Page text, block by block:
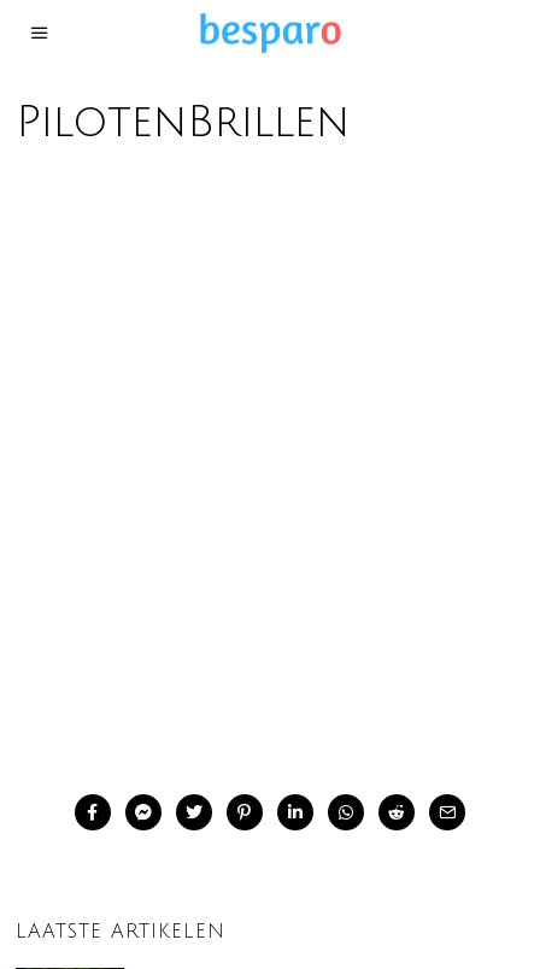
PilotenBrillen
LAATSTE ARTIKELEN